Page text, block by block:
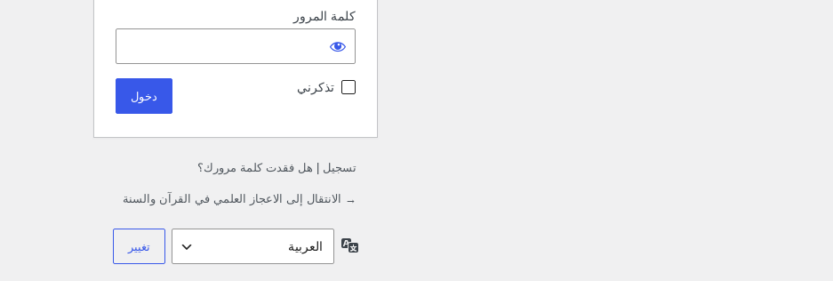
كلمة المرور
تذكرني
تسجيل هل فقدت كلمة مرورك؟
→ الانتقال إلى الاعجاز العلمي في القرآن والسنة
اللغة